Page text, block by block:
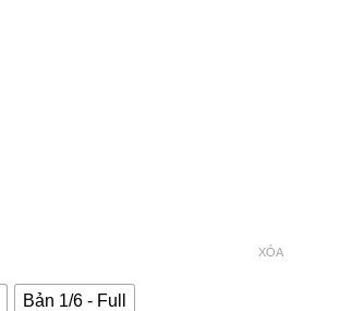
Bản 1/6 - Full
XÓA